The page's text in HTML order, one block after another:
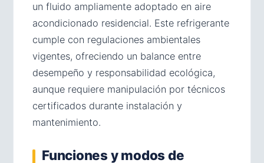
un fluido ampliamente adoptado en aire
acondicionado residencial. Este refrigerante
cumple con regulaciones ambientales
vigentes, ofreciendo un balance entre
desempeño y responsabilidad ecológica,
aunque requiere manipulación por técnicos
certificados durante instalación y
mantenimiento.
Funciones y modos de